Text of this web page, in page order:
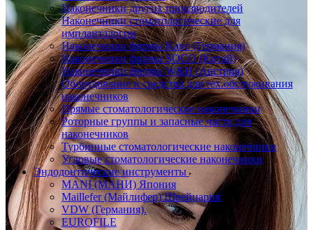
Наконечники других производителей
Наконечники стоматологические для
импланталогии
Наконечники фирмы Kavo (Германия)
Наконечники фирмы SOCO (Китай)
Наконечники фирмы W&H (Австрия)
Оборудование и средства для тех.обслуживания
наконечников
Прямые стоматологические наконечники
Роторные группы и запасные части для
наконечников
Турбинные стоматологические наконечники
Угловые стоматологические наконечники
Эндодонтические инструменты
MANI (МАНИ) Япония
Maillefer (Майлифер) Швейцария
VDW (Германия).
EUROFILE